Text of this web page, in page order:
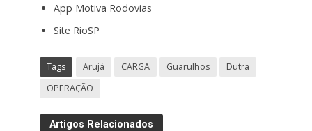
App Motiva Rodovias
Site RioSP
Tags Arujá CARGA Guarulhos
Dutra
OPERAÇÃO
Artigos Relacionados